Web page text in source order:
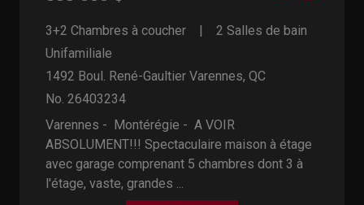
3+2 Chambres à coucher
2 Salles de bain
Unifamiliale
1492 Boul. René-Gaultier Varennes, QC
No. 26403234
Varennes - Montérégie - A VOIR
ABSOLUMENT!!! Spectaculaire maison à étage
avec garage comprenant 5 chambres dont 3 à
l'étage, vaste, grandes ...